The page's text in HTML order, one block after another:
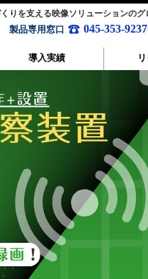
りを支える映像ソリューションの
製品専用窓口
045-353-
導入実績